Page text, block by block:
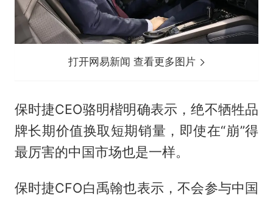
打开网易新闻 查看更多图片
保时捷CEO骆明楷明确表示，绝不牺牲品
牌长期价值换取短期销量，即使在“崩”得
最厉害的中国市场也是一样。
保时捷CFO白禹翰也表示，不会参与中国